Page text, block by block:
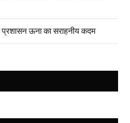
प्रशासन ऊना का सराहनीय कदम